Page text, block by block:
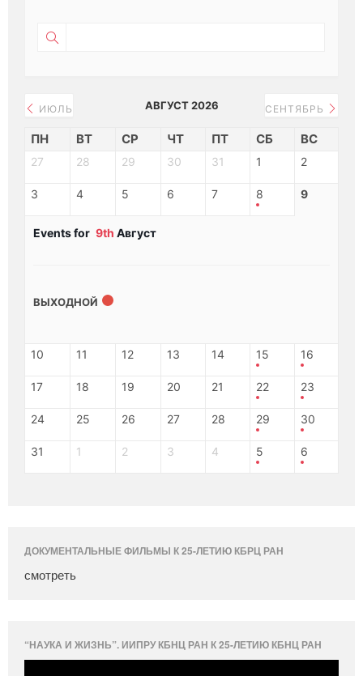
ИЮЛЬ АВГУСТ 2026 СЕНТЯБРЬ
ПН ВТ СР ЧТ ПТ СБ ВС
27 28 29 30 31 1 2
3 4 5 6 7 8 9
Events for 9th Август
ВЫХОДНОЙ
10 11 12 13 14 15 16
17 18 19 20 21 22 23
24 25 26 27 28 29 30
31 1 2 3 4 5 6
ДОКУМЕНТАЛЬНЫЕ ФИЛЬМЫ К 25-ЛЕТИЮ КБРЦ РАН
смотреть
“НАУКА И ЖИЗНЬ”. ИИПРУ КБНЦ РАН К 25-ЛЕТИЮ КБНЦ РАН